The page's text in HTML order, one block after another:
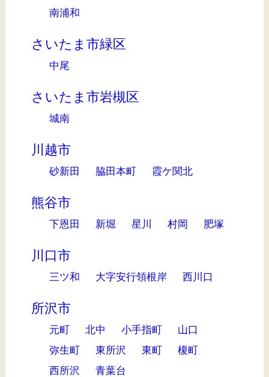
南浦和
さいたま市緑区
中尾
さいたま市岩槻区
城南
川越市
砂新田 脇田本町 霞ケ関北
熊谷市
下恩田 新堀 星川 村岡 肥塚
川口市
三ツ和 大字安行領根岸 西川口
所沢市
元町 北中 小手指町
山口
弥生町
東所沢 東町
榎町
西所沢
青葉台